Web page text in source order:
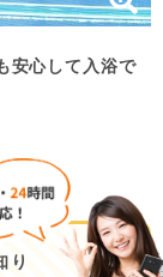
安心して入浴で
り